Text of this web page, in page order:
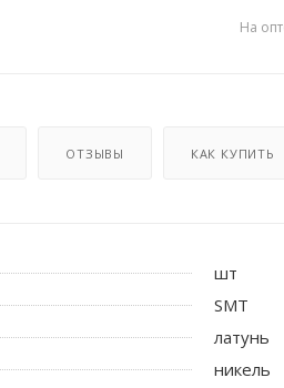
На
ОТЗЫВЫ КАК КУПИТЬ
шт
SMT
латунь
никель